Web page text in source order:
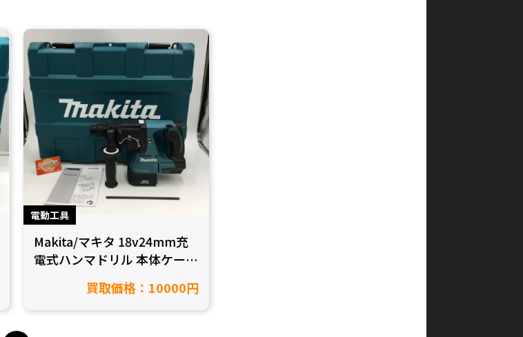
電動工具
Makita/マキタ 18v24mm充
電式ハンマドリル 本体ケース
ました！【愛知県半田市/工
具買取】
買取価格：10000円